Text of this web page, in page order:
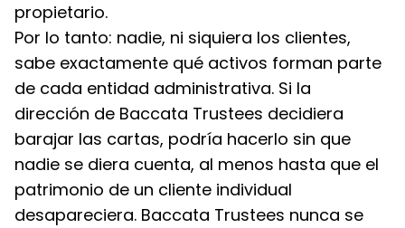
propietario.
Por lo tanto: nadie, ni siquiera los clientes,
sabe exactamente qué activos forman parte
de cada entidad administrativa. Si la
dirección de Baccata Trustees decidiera
barajar las cartas, podría hacerlo sin que
nadie se diera cuenta, al menos hasta que el
patrimonio de un cliente individual
desapareciera. Baccata Trustees nunca se